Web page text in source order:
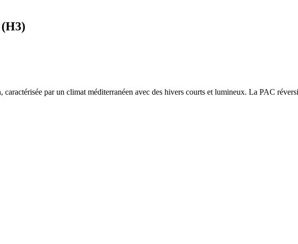
(H3)
, caractérisée par un climat méditerranéen avec des hivers courts et lumineux. La PAC